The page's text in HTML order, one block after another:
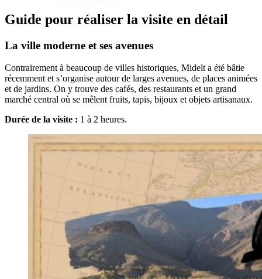
Guide pour réaliser la visite en détail
La ville moderne et ses avenues
Contrairement à beaucoup de villes historiques, Midelt a été bâtie
récemment et s’organise autour de larges avenues, de places animées
et de jardins. On y trouve des cafés, des restaurants et un grand
marché central où se mêlent fruits, tapis, bijoux et objets artisanaux.
Durée de la visite : 1 à 2 heures.